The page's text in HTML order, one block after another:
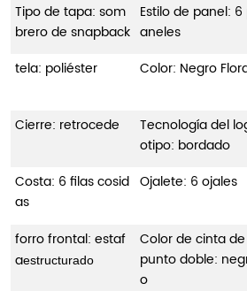
Tipo de tapa: som
brero de snapback
Estilo de panel: 6
aneles
tela: poliéster
Color: Negro
Cierre: retrocede
Tecnología del
otipo: bordado
Costa: 6 filas cosid
as
Ojalete: 6 ojales
forro frontal: estaf
aestructurado
Color de cinta de
punto doble:
o